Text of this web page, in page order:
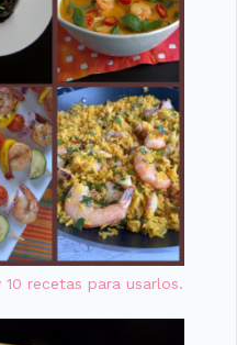
recetas para usarlos.